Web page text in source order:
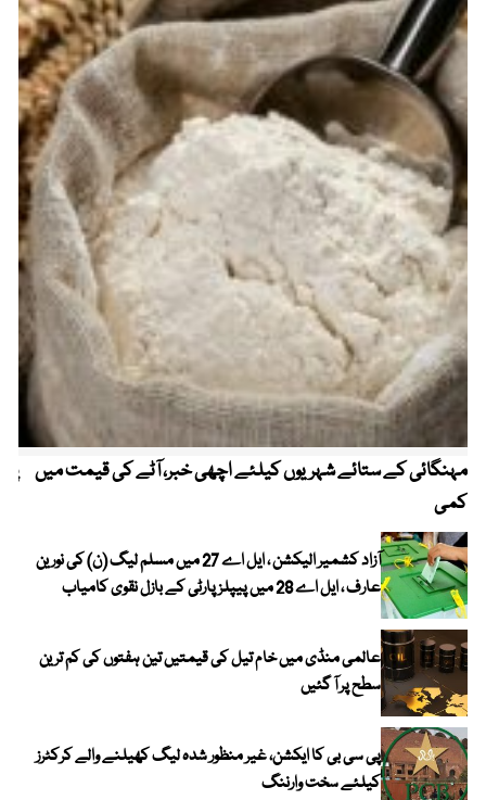
مہنگائی کے ستائے شہریوں کیلئے اچھی خبر، آٹے کی قیمت میں
کمی
آزاد کشمیر الیکشن ، ایل اے 27 میں مسلم لیگ (ن) کی نورین
عارف ، ایل اے 28 میں پیپلز پارٹی کے بازل نقوی کامیاب
عالمی منڈی میں خام تیل کی قیمتیں تین ہفتوں کی کم ترین
سطح پر آ گئیں
پی سی بی کا ایکشن، غیر منظور شدہ لیگ کھیلنے والے کرکٹرز
کیلئے سخت وارننگ